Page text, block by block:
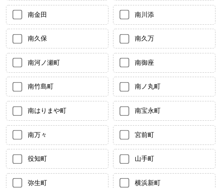
南金田 南川添
南久保 南久万
南河ノ瀬町 南御座
南竹島町 南ノ丸町
南はりまや町 南宝永町
南万々 宮前町
役知町 山手町
弥生町 横浜新町